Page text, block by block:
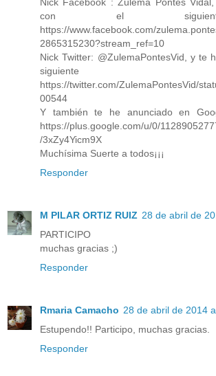
Nick Facebook : Zulema Pontes
con el
https://www.facebook.com/
2865315230?stream_ref=10
Nick Twitter: @ZulemaPontesVid, y te
siguiente
https://twitter.com/ZulemaPontesVid/
00544
Y también te he anunciado en
https://plus.google.com/u/0/
/3xZy4Yicm9X
Muchísima Suerte a todos¡¡¡
Responder
M PILAR ORTIZ RUIZ 28 de abril de
PARTICIPO
muchas gracias ;)
Responder
Rmaria Camacho 28 de abril de 2014
Estupendo!! Participo, muchas gracias.
Responder